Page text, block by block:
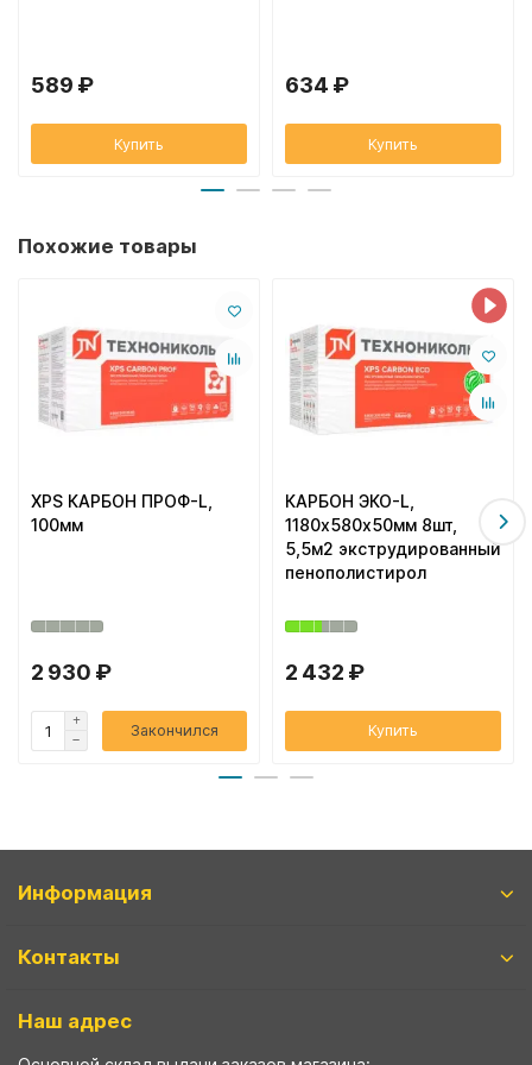
589 ₽
Купить
634 ₽
Купить
Похожие товары
XPS КАРБОН ПРОФ-L,
100мм
2 930 ₽
Закончился
КАРБОН ЭКО-L,
1180х580х50мм 8шт,
5,5м2 экструдированный
пенополистирол
2 432 ₽
Купить
Информация
Контакты
Наш адрес